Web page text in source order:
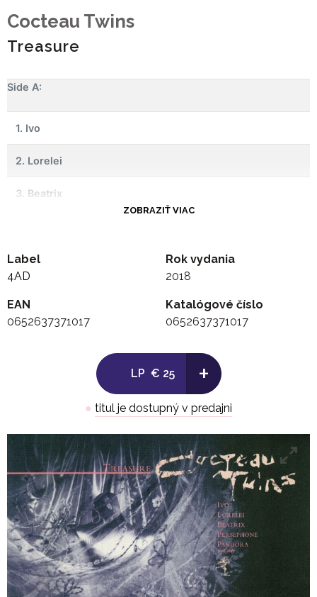
Cocteau Twins
Treasure
Side A:
1. Ivo
2. Lorelei
3. Beatrix
5. Pandora (For Cindy)
Side B:
4. Otterley
5. Donimo
ZOBRAZIŤ VIAC
Label
4AD
Rok vydania
2018
EAN
0652637371017
Katalógové číslo
0652637371017
LP € 25 +
● titul je dostupný v predajni